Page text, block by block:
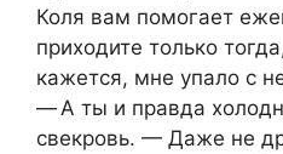
Коля вам помогает
приходите только
кажется, мне упало с
— А ты и правда
свекровь. — Даже не